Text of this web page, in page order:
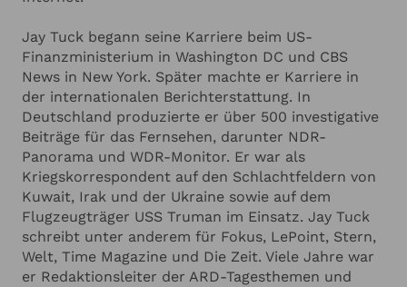
über künstliche Intelligenz erreichte über fünf
Millionen im Internet. In seiner Freizeit ist Tuck ein
begeisterter Läufer. Er war der erste Amerikaner,
der jemals den Sibirischen Eismarathon in Omsk
absolvierte.
Jay Tuck begann seine Karriere beim US-
Finanzministerium in Washington DC und CBS
News in New York. Später machte er Karriere in
der internationalen Berichterstattung. In
Deutschland produzierte er über 500 investigative
Beiträge für das Fernsehen, darunter NDR-
Panorama und WDR-Monitor. Er war als
Kriegskorrespondent auf den Schlachtfeldern von
Kuwait, Irak und der Ukraine sowie auf dem
Flugzeugträger USS Truman im Einsatz. Jay Tuck
schreibt unter anderem für Fokus, LePoint, Stern,
Welt, Time Magazine und Die Zeit. Viele Jahre war
er Redaktionsleiter der ARD-Tagesthemen und